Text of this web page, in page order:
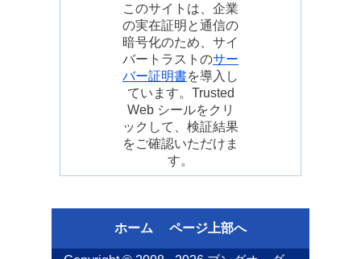
このサイトは、企業
の実在証明と通信の
暗号化のため、サイ
バートラストのサー
バー証明書を導入し
ています。Trusted
Web シールをクリ
ックして、検証結果
をご確認いただけま
す。
ホーム ページ上部へ